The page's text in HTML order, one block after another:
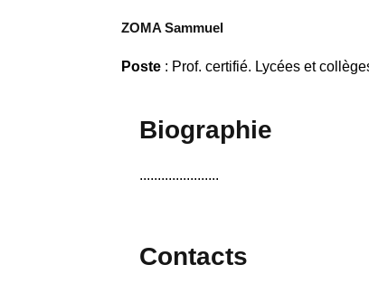
ZOMA Sammuel
Poste : Prof. certifié. Lycées et
Biographie
......................
Contacts